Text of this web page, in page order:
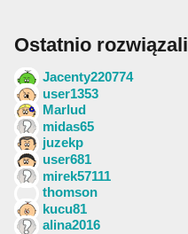
Ostatnio rozwiązali
Jacenty220774
user1353
Marlud
midas65
juzekp
user681
mirek57111
thomson
kucu81
alina2016